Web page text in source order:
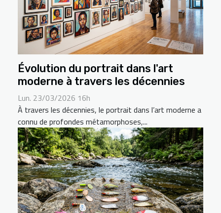
Évolution du portrait dans l'art
moderne à travers les décennies
Lun. 23/03/2026 16h
À travers les décennies, le portrait dans l’art moderne a
connu de profondes métamorphoses,...